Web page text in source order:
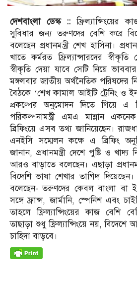
দেশবাংলা ডেস্ক :: ফ্রিল্যান্সিংয়ের
সুবিধার জন্য তরুণদের বেশি করে
বলেছেন প্রধানমন্ত্রী শেখ হাসিনা।
খাতে কর্মরত ফ্রিল্যান্সারদের
স্বীকৃতি দেয়া যাবে সেটি নিয়ে ভাববার
মঙ্গলবার জাতীয় অর্থনৈতিক পরিষদের
বৈঠকে ‘শেখ কামাল আইটি ট্রেনিং ও
প্রকল্পের অনুমোদন দিতে গিয়ে এ
পরিকল্পনামন্ত্রী এমএ মান্নান
ব্রিফিংয়ে এসব তথ্য জানিয়েছেন।
এনইসি সম্মেলন কক্ষে এ ব্রিফিং
জানান, প্রধানমন্ত্রী দেশে পুষ্টি ও খাদ্য
আরও বাড়াতে বলেছেন। এছাড়া
বিদেশি ভাষা শেখার তাগিদ দিয়েছেন।
বলেছেন- তরুণদের কেবল বাংলা বা
সঙ্গে ফ্রান্স, জার্মানি, স্পেনিশ এবং
তাহলে ফ্রিল্যান্সিংয়ের কাজ বেশি
তাছাড়া শুধু ফ্রিল্যান্সিংয়ে নয়, বিদেশে
চাহিদা বাড়বে।